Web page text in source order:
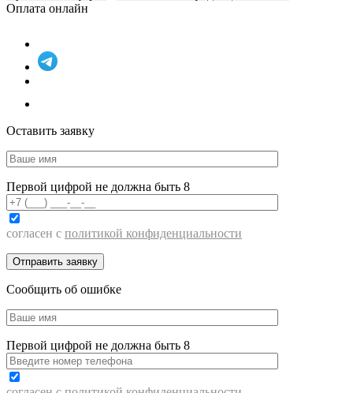
Оплата онлайн
Оставить заявку
Первой цифрой не должна быть 8
согласен с политикой конфиденциальности
Сообщить об ошибке
Первой цифрой не должна быть 8